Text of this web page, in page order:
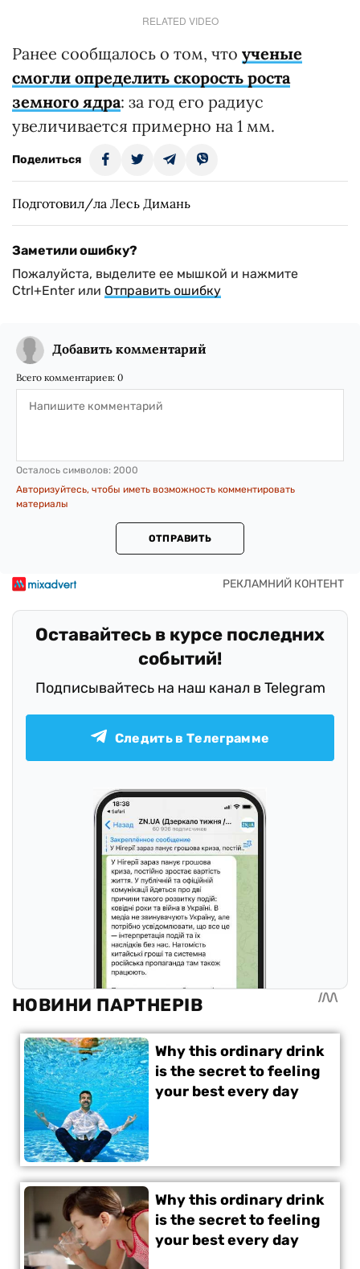
RELATED VIDEO
Ранее сообщалось о том, что ученые
смогли определить скорость роста
земного ядра: за год его радиус
увеличивается примерно на 1 мм.
Поделиться
Подготовил/ла Лесь Димань
Заметили ошибку?
Пожалуйста, выделите ее мышкой и нажмите
Ctrl+Enter или Отправить ошибку
Добавить комментарий
Всего комментариев: 0
Осталось символов: 2000
Авторизуйтесь, чтобы иметь возможность комментировать
материалы
ОТПРАВИТЬ
Оставайтесь в курсе последних
событий!
Подписывайтесь на наш канал в Telegram
Следить в Телеграмме